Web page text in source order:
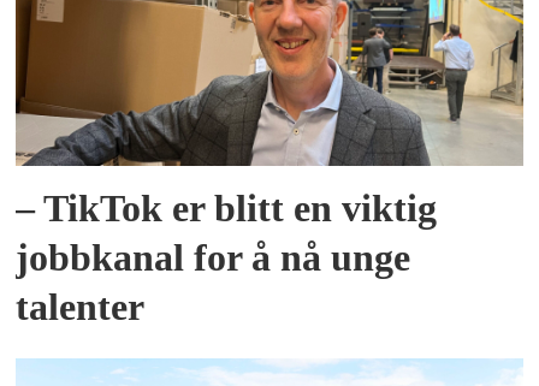
– TikTok er blitt en viktig
jobbkanal for å nå unge
talenter